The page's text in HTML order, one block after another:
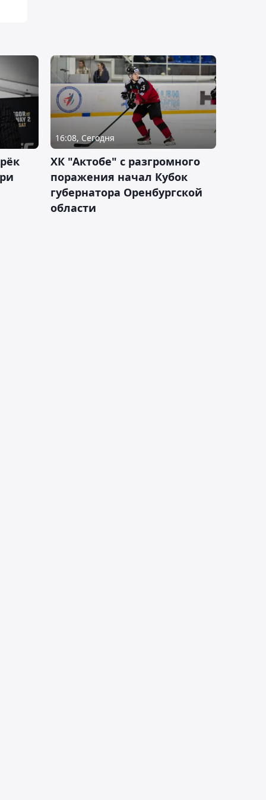
16:08, Сегодня
ХК "Актобе" с разгромного
поражения начал Кубок
губернатора Оренбургской
области